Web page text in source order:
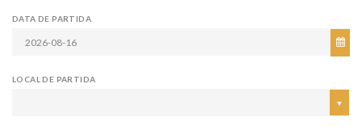
DATA DE PARTIDA
LOCAL DE PARTIDA